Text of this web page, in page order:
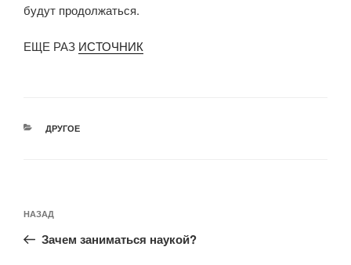
будут продолжаться.
ЕЩЕ РАЗ ИСТОЧНИК
РУБРИКИ
ДРУГОЕ
по
записям
Предыдущая
запись:
НАЗАД
Зачем заниматься наукой?